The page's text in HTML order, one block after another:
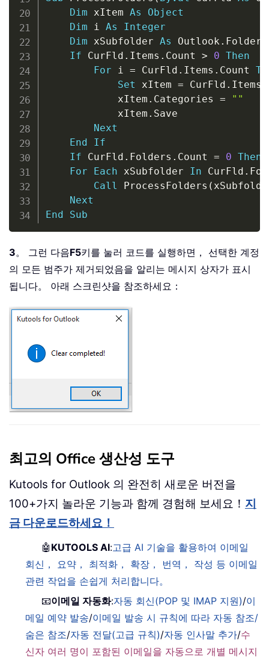
Dim xItem As
Object
Dim i As
Integer
Dim xSubfolder As Outlook . Folder
If CurFld . Items . Count > 0 Then
For i = CurFld . Items . Count To
Set xItem = CurFld . Items
            xItem
. Categories =
""
            xItem
. Save
Next
End
If
If CurFld . Folders . Count = 0 Then
For
Each xSubfolder In CurFld .
Call
ProcessFolders (
Next
End
Sub
3。 그런 다음F5키를 눌러 코드를 실행하면， 선택한 계정
의 모든 범주가 제거되었음을 알리는 메시지 상자가 표시
됩니다。 아래 스크린샷을 참조하세요：
최고의 Office 생산성 도구
Kutools for Outlook 의 완전히 새로운 버전을
100+가지 놀라운 기능과 함께 경험해 보세요！ 지
금 다운로드하세요！
🤖 KUTOOLS AI:고급 AI 기술을 활용하여 이메일
회신， 요약， 최적화， 확장， 번역， 작성 등 이메일
관련 작업을 손쉽게 처리합니다。
📧이메일 자동화:자동 회신(POP 및 IMAP 지원)/이
메일 예약 발송/이메일 발송 시 규칙에 따라 자동 참조/
숨은 참조/자동 전달(고급 규칙)/자동 인사말 추가/수
신자 여러 명이 포함된 이메일을 자동으로 개별 메시지